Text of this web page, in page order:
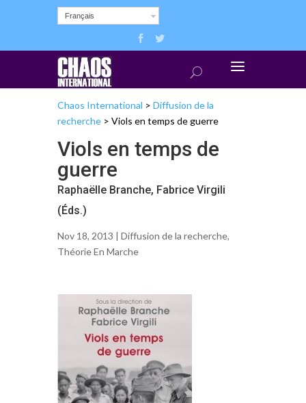
Français
Chaos International > Diffusion de la
recherche > Viols en temps de guerre
Viols en temps de
guerre
Raphaëlle Branche, Fabrice Virgili
(Éds.)
Nov 18, 2013 | Diffusion de la recherche,
Théorie En Marche